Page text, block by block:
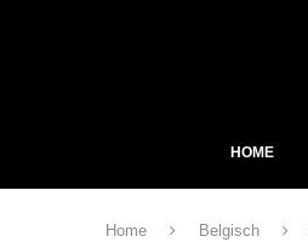
HOME
Home Belgisch